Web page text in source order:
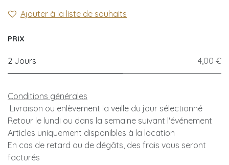
Ajouter à la liste de souhaits
PRIX
2 Jours 4,00 €
Conditions générales
Livraison ou enlèvement la veille du jour sélectionné
Retour le lundi ou dans la semaine suivant l'événement
Articles uniquement disponibles à la location
En cas de retard ou de dégâts, des frais vous seront
facturés